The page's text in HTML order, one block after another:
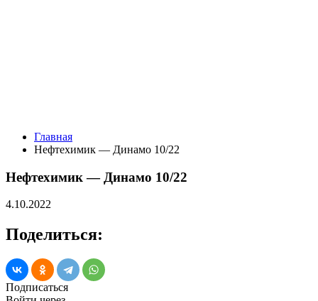
Главная
Нефтехимик — Динамо 10/22
Нефтехимик — Динамо 10/22
4.10.2022
Поделиться:
Подписаться